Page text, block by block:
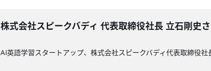
株式会社スピークバディ 代表取締役社長 立石剛史
AI英語学習スタートアップ、株式会社スピークバディ代表取締役